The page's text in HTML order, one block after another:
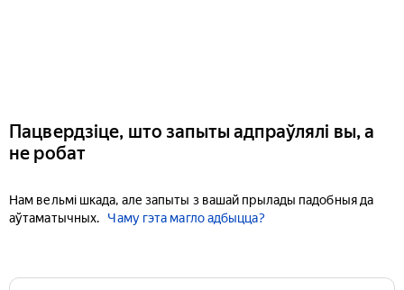
Пацвердзіце, што запыты адпраўлялі вы, а
не робат
Нам вельмі шкада, але запыты з вашай прылады падобныя да
аўтаматычных.
Чаму гэта магло адбыцца?